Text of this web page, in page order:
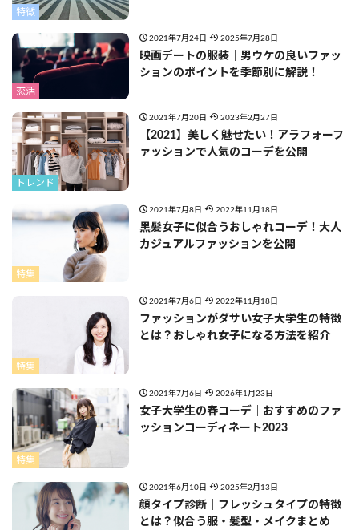
特徴
恋活
2021年7月24日 2025年7月28日
映画デートの服装｜男ウケの良いファッ
ションのポイントを季節別に解説！
トレンド
2021年7月20日 2023年2月27日
【2021】美しく魅せたい！アラフォーフ
ァッションで人気のコーデを公開
特集
2021年7月8日 2022年11月18日
黒髪女子に似合うおしゃれコーデ！大人
カジュアルファッションを公開
特集
2021年7月6日 2022年11月18日
ファッションがダサい女子大学生の特徴
とは？おしゃれ女子になる方法を紹介
特集
2021年7月6日 2026年1月23日
女子大学生の春コーデ｜おすすめのファ
ッションコーディネート2023
2021年6月10日 2025年2月13日
顔タイプ診断｜フレッシュタイプの特徴
とは？似合う服・髪型・メイクまとめ